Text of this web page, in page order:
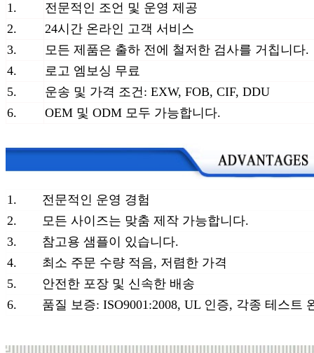
1.
전문적인 조언 및 운영 제공
2.
24시간 온라인 고객 서비스
3.
모든 제품은 출하 전에 철저한 검사를 거칩니다.
4.
로고 엠보싱 무료
5.
운송 및 가격 조건: EXW, FOB, CIF, DDU
6.
OEM 및 ODM 모두 가능합니다.
1.
전문적인 운영 경험
2.
모든 사이즈는 맞춤 제작 가능합니다.
3.
참고용 샘플이 있습니다.
4.
최소 주문 수량 적음, 저렴한 가격
5.
안전한 포장 및 신속한 배송
6.
품질 보증: ISO9001:2008, UL 인증, 각종 테스트